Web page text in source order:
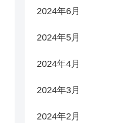
2024年6月
2024年5月
2024年4月
2024年3月
2024年2月